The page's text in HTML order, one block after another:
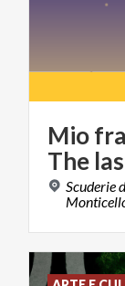
Mio
The
Scuderie